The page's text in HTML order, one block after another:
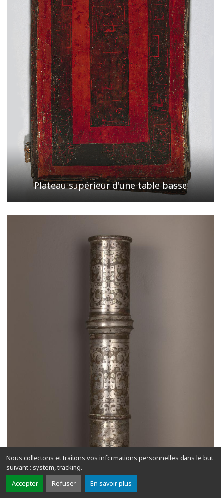
Nous collectons et traitons vos informations personnelles dans le but
suivant : system, tracking.
Accepter
Refuser En savoir plus
Plateau supérieur d'une table basse
Tube